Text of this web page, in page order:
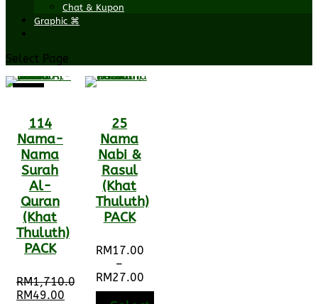
Chat & Kupon
Graphic ⌘
Select Page
114
Nama-
Nama
Surah
Al-
Quran
(Khat
Thuluth)
PACK
RM1,710.00
Original
RM49.00
25
Nama
Nabi &
Rasul
(Khat
Thuluth)
PACK
RM17.00
–
RM27.00
Price